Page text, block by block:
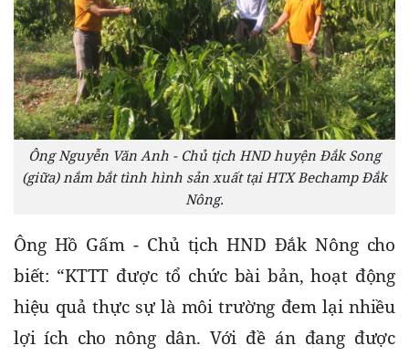
Ông Nguyễn Văn Anh - Chủ tịch HND huyện Đắk Song
(giữa) nắm bắt tình hình sản xuất tại HTX Bechamp Đắk
Nông.
Ông Hồ Gấm - Chủ tịch HND Đắk Nông cho
biết: “KTTT được tổ chức bài bản, hoạt động
hiệu quả thực sự là môi trường đem lại nhiều
lợi ích cho nông dân. Với đề án đang được